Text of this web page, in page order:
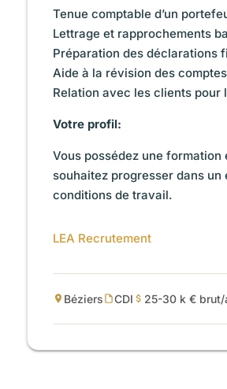
Tenue comptable d’un
Lettrage et rapprochements
Préparation des déclarations
Aide à la révision des comptes
Relation avec les clients pour
Votre profil:
Vous possédez une formation
souhaitez progresser dans
conditions de travail.
LEA Recrutement
Béziers CDI 25-30 k € brut/